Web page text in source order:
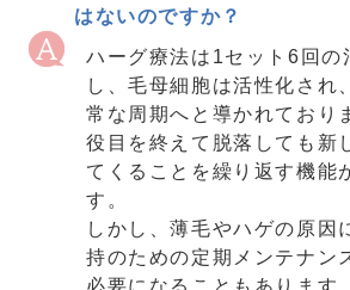
はないのですか？
ハーグ療法は1セット6回の
し、毛母細胞は活性化され
常な周期へと導かれており
役目を終えて脱落しても新
てくることを繰り返す機能
す。
しかし、薄毛やハゲの原因
持のための定期メンテナン